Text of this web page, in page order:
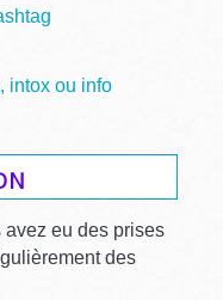
intox ou info
avez eu des prises
des